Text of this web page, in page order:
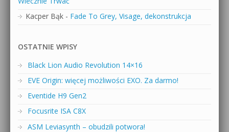
Kacper Bąk - Fade To Grey, Visage, dekonstrukcja
OSTATNIE WPISY
Black Lion Audio Revolution 14×16
EVE Origin: więcej możliwości EXO. Za darmo!
Eventide H9 Gen2
Focusrite ISA C8X
ASM Leviasynth – obudzili potwora!